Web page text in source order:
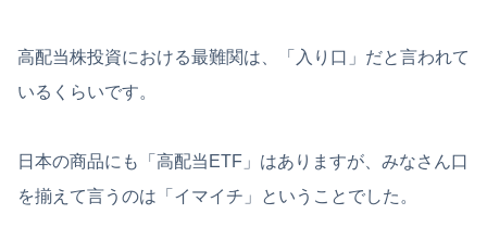
高配当株投資における最難関は、「入り口」だと言われて
いるくらいです。
日本の商品にも「高配当ETF」はありますが、みなさん口
を揃えて言うのは「イマイチ」ということでした。